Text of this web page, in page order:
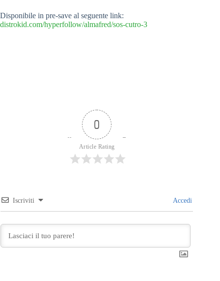
Disponibile in pre-save al seguente link:
distrokid.com/hyperfollow/almafred/sos-cutro-3
0
Article Rating
Iscriviti Accedi